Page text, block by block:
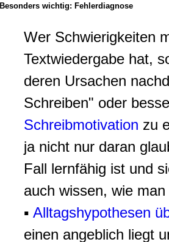
Besonders wichtig: Fehlerdiagnose
Wer Schwierigkeiten
Textwiedergabe hat,
deren Ursachen
Schreiben" oder
Schreibmotivation zu
ja nicht nur daran
Fall lernfähig ist und
auch wissen, wie
▪ Alltagshypothesen
einen angeblich liegt